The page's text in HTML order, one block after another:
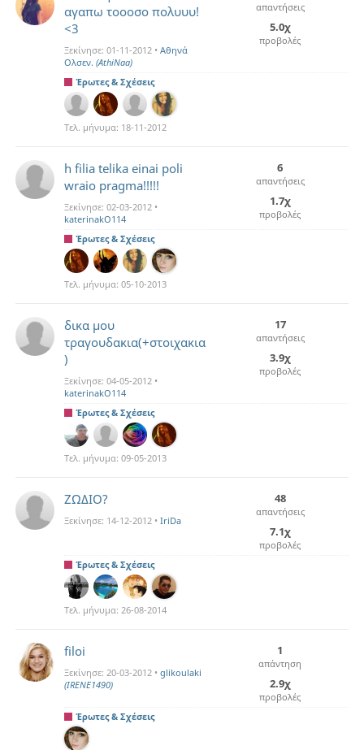
αγαπω τοοοσο πολυυυ!
<3
Ξεκίνησε: 01-11-2012 • Αθηνά
Ολσεν. (AthiNaa)
απαντήσεις
5.0χ
προβολές
Έρωτες & Σχέσεις
Τελ. μήνυμα: 18-11-2012
h filia telika einai poli
wraio pragma!!!!!
Ξεκίνησε: 02-03-2012 •
katerinakO114
6
απαντήσεις
1.7χ
προβολές
Έρωτες & Σχέσεις
Τελ. μήνυμα: 05-10-2013
δικα μου
τραγουδακια(+στοιχακια
)
Ξεκίνησε: 04-05-2012 •
katerinakO114
17
απαντήσεις
3.9χ
προβολές
Έρωτες & Σχέσεις
Τελ. μήνυμα: 09-05-2013
ΖΩΔΙΟ?
Ξεκίνησε: 14-12-2012 • IriDa
48
απαντήσεις
7.1χ
προβολές
Έρωτες & Σχέσεις
Τελ. μήνυμα: 26-08-2014
filoi
Ξεκίνησε: 20-03-2012 • glikoulaki
(IRENE1490)
1
απάντηση
2.9χ
προβολές
Έρωτες & Σχέσεις